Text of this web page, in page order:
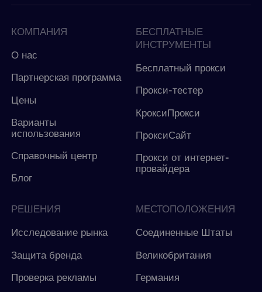
КОМПАНИЯ
О нас
Партнерская программа
Цены
Варианты
использования
Справочный центр
Блог
БЕСПЛАТНЫЕ
ИНСТРУМЕНТЫ
Бесплатный прокси
Прокси-тестер
КроксиПрокси
ПроксиСайт
Прокси от интернет-
провайдера
РЕШЕНИЯ
Исследование рынка
Защита бренда
Проверка рекламы
МЕСТОПОЛОЖЕНИЯ
Соединенные Штаты
Великобритания
Германия